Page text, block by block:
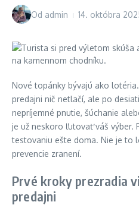
Od admin 14. októbra
Nové topánky bývajú ako
predajni nič netlačí, ale po
nepríjemné pnutie, šúchanie
je už neskoro ľutovať váš výber.
testovaniu ešte doma. Nie je to
prevencie zranení.
Prvé kroky prezradia
predajni